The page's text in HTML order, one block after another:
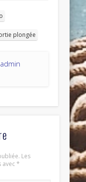
plongée
Les
avec*